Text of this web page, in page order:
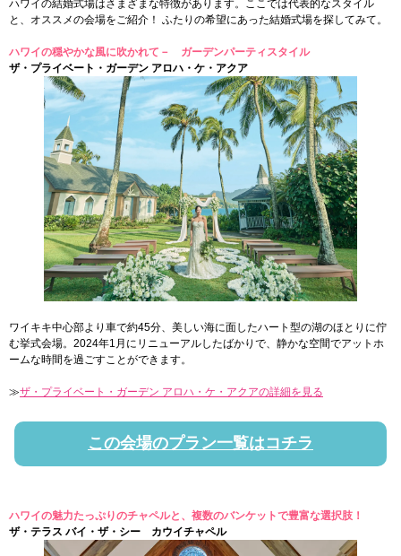
ハワイの結婚式場はさまざまな特徴があります。ここでは代表的なスタイル
と、オススメの会場をご紹介！ ふたりの希望にあった結婚式場を探してみて。
ハワイの穏やかな風に吹かれて－ ガーデンパーティスタイル
ザ・プライベート・ガーデン アロハ・ケ・アクア
ワイキキ中心部より車で約45分、美しい海に面したハート型の湖のほとりに佇
む挙式会場。2024年1月にリニューアルしたばかりで、静かな空間でアットホ
ームな時間を過ごすことができます。
≫ザ・プライベート・ガーデン アロハ・ケ・アクアの詳細を見る
この会場のプラン一覧はコチラ
ハワイの魅力たっぷりのチャペルと、複数のバンケットで豊富な選択肢！
ザ・テラス バイ・ザ・シー カウイチャペル